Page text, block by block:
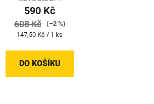
590 Kč
608 Kč
(–2 %)
Měrná
147,50 Kč / 1 ks
DO KOŠÍKU